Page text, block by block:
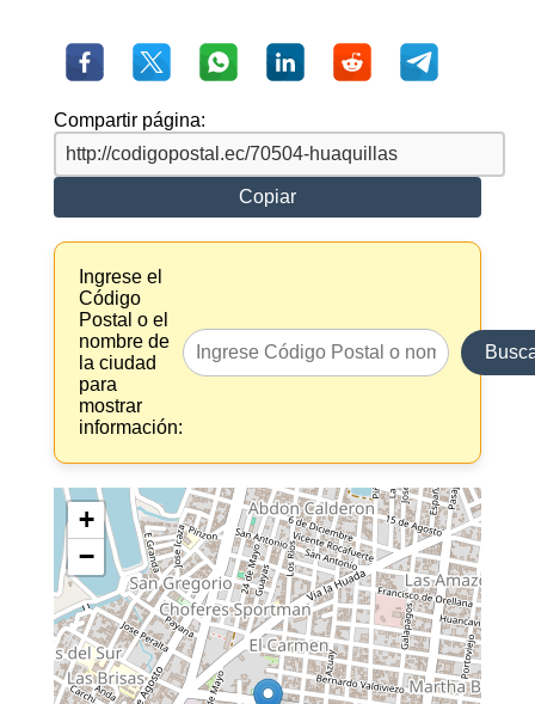
Compartir página:
Copiar
Ingrese el
Código
Postal o el
nombre de
la ciudad
para
mostrar
información:
+
−